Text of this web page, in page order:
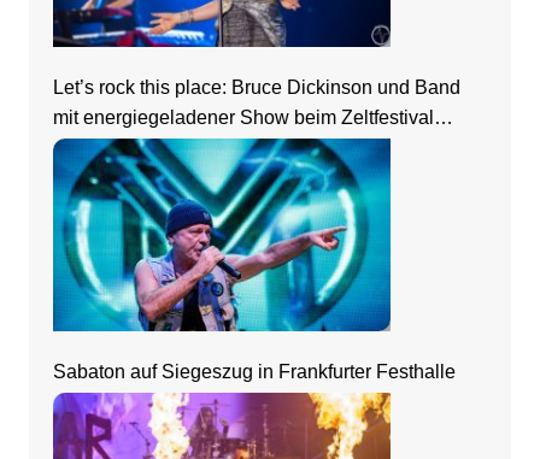
Let’s rock this place: Bruce Dickinson und Band
mit energiegeladener Show beim Zeltfestival
Rhein-Neckar
Sabaton auf Siegeszug in Frankfurter Festhalle